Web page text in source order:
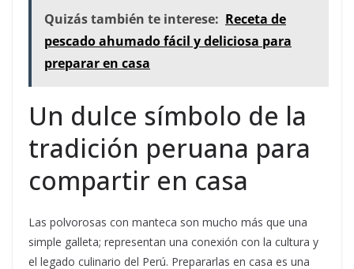
Quizás también te interese: Receta de
pescado ahumado fácil y deliciosa para
preparar en casa
Un dulce símbolo de la
tradición peruana para
compartir en casa
Las polvorosas con manteca son mucho más que una
simple galleta; representan una conexión con la cultura y
el legado culinario del Perú. Prepararlas en casa es una